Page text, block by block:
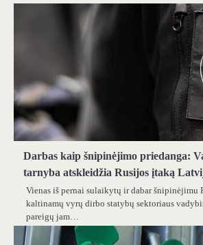
Darbas kaip šnipinėjimo priedanga:
tarnyba atskleidžia Rusijos įtaką
Vienas iš pernai sulaikytų ir dabar šnipinėjimu
kaltinamų vyrų dirbo statybų sektoriaus
pareigų jam…